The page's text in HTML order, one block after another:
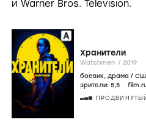
и Warner Bros. Television.
Хранители
Watchmen / 2019
боевик, драма /
зрители: 5,5